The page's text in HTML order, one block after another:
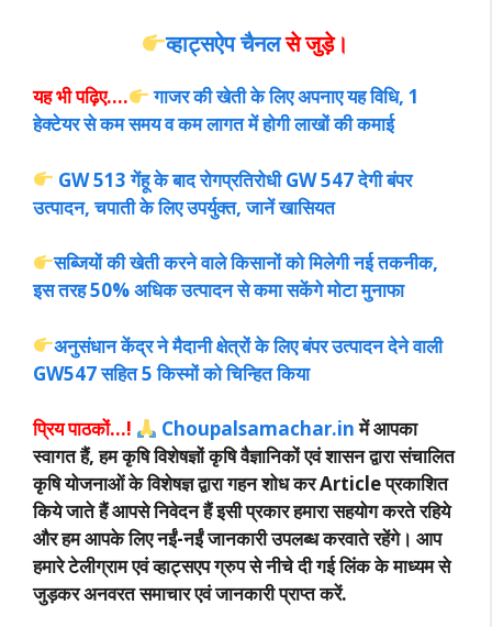
व्हाट्सऐप चैनलसे जुड़े।
यह भी पढ़िए….
गाजर की खेती के लिए अपनाए यह विधि, 1
हेक्टेयर से कम समय व कम लागत में होगी लाखों की कमाई
GW 513 गेंहू के बाद रोगप्रतिरोधी GW 547 देगी बंपर
उत्पादन, चपाती के लिए उपर्युक्त, जानें खासियत
सब्जियों की खेती करने वाले किसानों को मिलेगी नई तकनीक,
इस तरह 50% अधिक उत्पादन से कमा सकेंगे मोटा मुनाफा
अनुसंधान केंद्र ने मैदानी क्षेत्रों के लिए बंपर उत्पादन देने वाली
GW547 सहित 5 किस्मों को चिन्हित किया
प्रिय पाठकों…! Choupalsamachar.inमें आपका
स्वागत हैं, हम कृषि विशेषज्ञों कृषि वैज्ञानिकों एवं शासन द्वारा संचालित
कृषि योजनाओं के विशेषज्ञ द्वारा गहन शोध कर Article प्रकाशित
किये जाते हैं आपसे निवेदन हैं इसी प्रकार हमारा सहयोग करते रहिये
और हम आपके लिए नईं-नईं जानकारी उपलब्ध करवाते रहेंगे। आप
हमारे टेलीग्राम एवं व्हाट्सएप ग्रुप से नीचे दी गई लिंक के माध्यम से
जुड़कर अनवरत समाचार एवं जानकारी प्राप्त करें.